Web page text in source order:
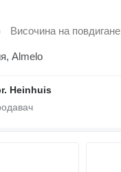
Височина на повдигане
Almelo
Heinhuis